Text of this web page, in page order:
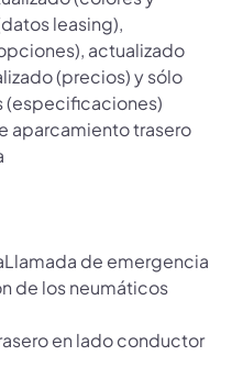
leasing),
actualizado
(precios) y sólo
(especificaciones)
aparcamiento trasero
de emergencia
de los neumáticos
en lado conductor